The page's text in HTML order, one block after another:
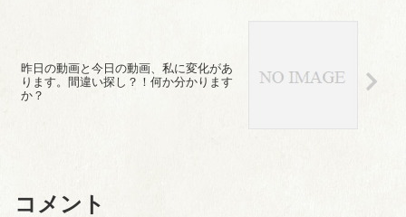
昨日の動画と今日の動画、私に変化があ
ります。間違い探し？！何か分かります
か？
コメント